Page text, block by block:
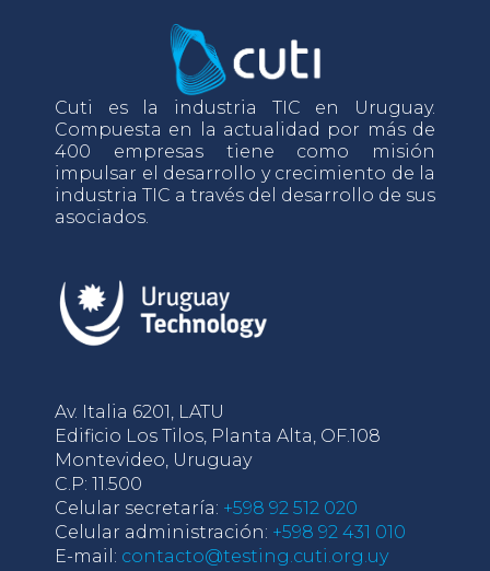
Cuti es la industria TIC en Uruguay.
Compuesta en la actualidad por más de
400 empresas tiene como misión
impulsar el desarrollo y crecimiento de la
industria TIC a través del desarrollo de sus
asociados.
Av. Italia 6201, LATU
Edificio Los Tilos, Planta Alta, OF.108
Montevideo, Uruguay
C.P: 11.500
Celular secretaría: +598 92 512 020
Celular administración: +598 92 431 010
E-mail: contacto@testing.cuti.org.uy